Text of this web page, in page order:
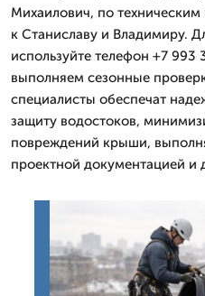
Михаилович, по
к Станиславу и Владимиру.
используйте телефон +7 993
выполняем сезонные
специалисты обеспечат
защиту водостоков,
повреждений крыши,
проектной документацией